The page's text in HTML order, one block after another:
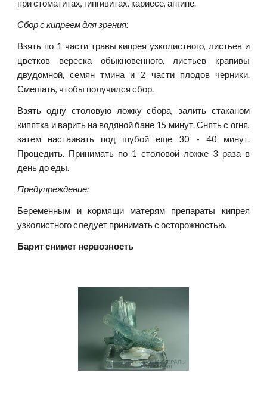
при стоматитах, гингивитах, кариесе, ангине.
Сбор с кипреем для зрения:
Взять по 1 части травы кипрея узколистного, листьев и
цветков вереска обыкновенного, листьев крапивы
двудомной, семян тмина и 2 части плодов черники.
Смешать, чтобы получился сбор.
Взять одну столовую ложку сбора, залить стаканом
кипятка и варить на водяной бане 15 минут. Снять с огня,
затем настаивать под шубой еще 30 - 40 минут.
Процедить. Принимать по 1 столовой ложке 3 раза в
день до еды.
Предупреждение:
Беременным и кормящи матерям препараты кипрея
узколистного следует принимать с осторожностью.
Барит снимет нервозность